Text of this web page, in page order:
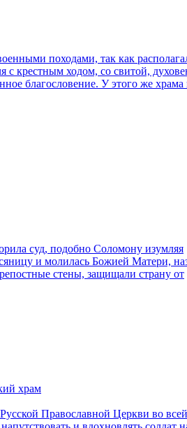
походами, так как
крестным ходом, со свитой,
благословение. У этого же храма
суд, подобно Соломону изумляя
и молилась Божией Матери,
стены, защищали страну от
храм
Православной Церкви во всей